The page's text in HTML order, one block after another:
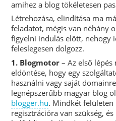
amihez a blog tökéletesen
Létrehozása, elindítása ma
feladatot, mégis van néhány
figyelni indulás előtt, nehogy
feleslegesen dolgozz.
1. Blogmotor – Az első
eldöntése, hogy egy
használni vagy saját
legnépszerűbb magyar blog
blogger.hu. Mindkét felületen
regisztrációra van szükség,